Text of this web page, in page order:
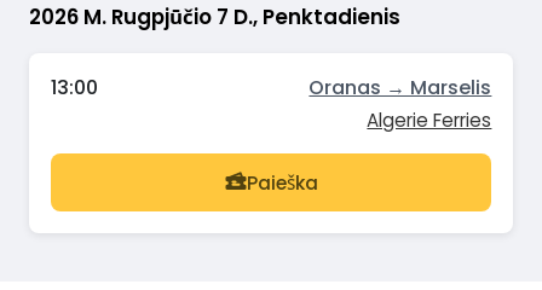
2026 M. Rugpjūčio 7 D., Penktadienis
13:00 Oranas → Marselis
Algerie Ferries
Paieška